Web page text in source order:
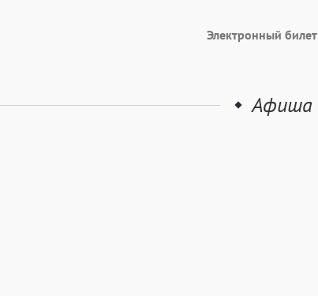
Электронный билет
Афиша